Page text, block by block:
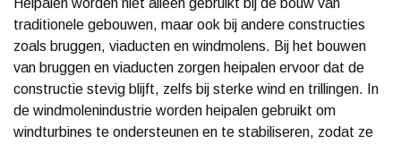
traditionele gebouwen, maar ook bij andere constructies
zoals bruggen, viaducten en windmolens. Bij het bouwen
van bruggen en viaducten zorgen heipalen ervoor dat de
constructie stevig blijft, zelfs bij sterke wind en trillingen. In
de windmolenindustrie worden heipalen gebruikt om
windturbines te ondersteunen en te stabiliseren, zodat ze